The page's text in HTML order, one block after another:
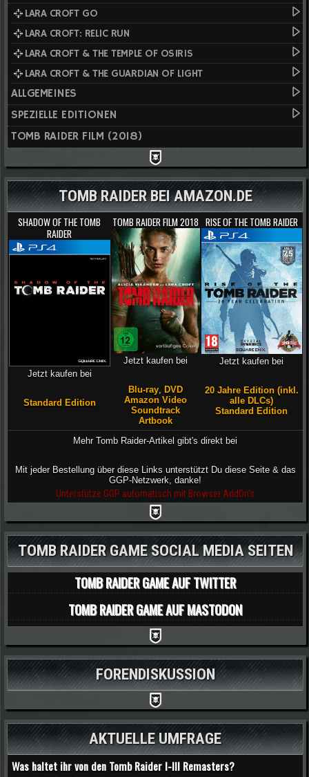
LARA CROFT GO
LARA CROFT: RELIC RUN
LARA CROFT & THE TEMPLE OF OSIRIS
LARA CROFT & THE GUARDIAN OF LIGHT
ALLGEMEINES
SPEZIELLE EDITIONEN
TOMB RAIDER FILM (2018)
TOMB RAIDER BEI AMAZON.DE
SHADOW OF THE TOMB
RAIDER
Jetzt kaufen bei
Standard Edition
TOMB RAIDER FILM 2018
Jetzt kaufen bei
Blu-ray
DVD
Amazon Video
Soundtrack
Artbook
RISE OF THE TOMB RAIDER
Jetzt kaufen bei
20 Jahre Edition (inkl.
alle DLCs)
Standard Edition
Mehr Tomb Raider-Artikel gibt's direkt bei
Mit jeder Bestellung über diese Links unterstützt Du diese Seite & das
GGP-Netzwerk, danke!
Unterstütze GGP automatisch mit Browser AddOn's
TOMB RAIDER GAME SOCIAL MEDIA SEITEN
TOMB RAIDER GAME AUF TWITTER
TOMB RAIDER GAME AUF MASTODON
FORENDISKUSSION
AKTUELLE UMFRAGE
Was haltet ihr von den Tomb Raider I-III Remasters?